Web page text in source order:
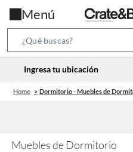
Menú
location-
Ingresa tu ubicación
Home Dormitorio - Muebles de
Muebles de Dormitorio